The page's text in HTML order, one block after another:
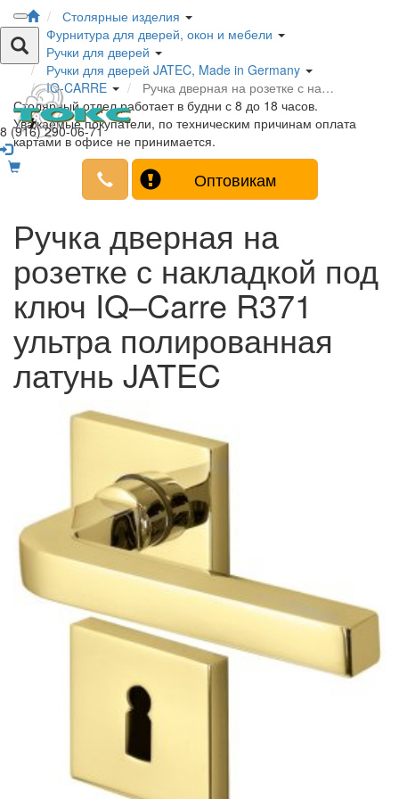
8 (916) 290-06-71
Столярные изделия
Фурнитура для дверей, окон и мебели
Ручки для дверей
Ручки для дверей JATEC, Made in Germany
IQ-CARRE
Ручка дверная на розетке с на…
Столярный отдел работает в будни с 8 до 18 часов.
Уважаемые покупатели, по техническим причинам оплата
картами в офисе не принимается.
Оптовикам
Ручка дверная на
розетке с накладкой под
ключ IQ–Carre R371
ультра полированная
латунь JATEC